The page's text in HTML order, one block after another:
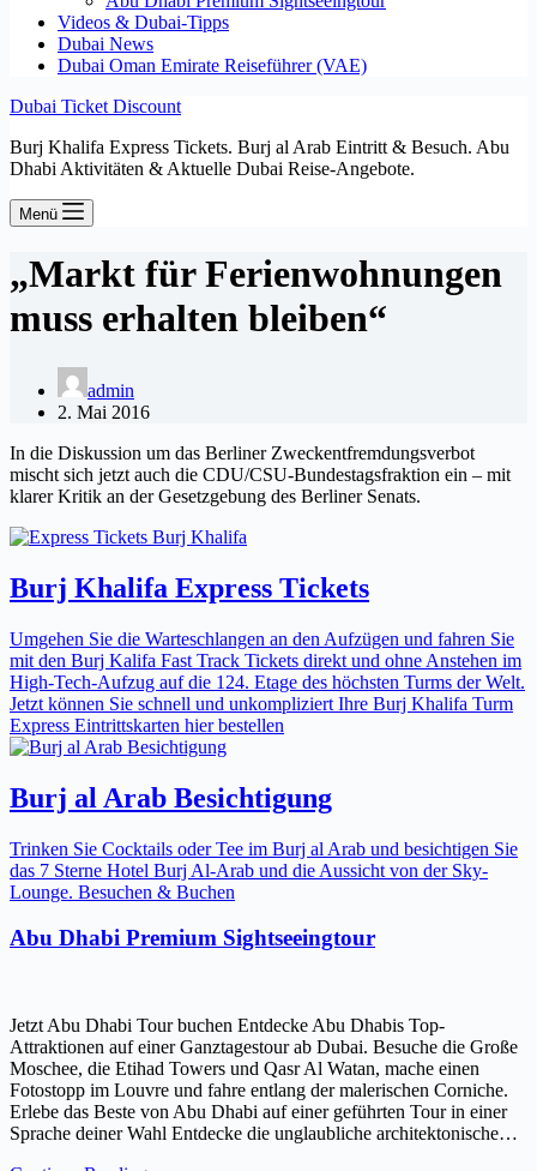
Videos & Dubai-Tipps
Dubai News
Dubai Oman Emirate Reiseführer (VAE)
Dubai Ticket Discount
Burj Khalifa Express Tickets. Burj al Arab Eintritt & Besuch. Abu
Dhabi Aktivitäten & Aktuelle Dubai Reise-Angebote.
Menü
„Markt für Ferienwohnungen
muss erhalten bleiben“
admin
2. Mai 2016
In die Diskussion um das Berliner Zweckentfremdungsverbot
mischt sich jetzt auch die CDU/CSU-Bundestagsfraktion ein – mit
klarer Kritik an der Gesetzgebung des Berliner Senats.
Burj Khalifa Express Tickets
Umgehen Sie die Warteschlangen an den Aufzügen und fahren Sie
mit den Burj Kalifa Fast Track Tickets direkt und ohne Anstehen im
High-Tech-Aufzug auf die 124. Etage des höchsten Turms der Welt.
Jetzt können Sie schnell und unkompliziert Ihre Burj Khalifa Turm
Express Eintrittskarten hier bestellen
Burj al Arab Besichtigung
Trinken Sie Cocktails oder Tee im Burj al Arab und besichtigen Sie
das 7 Sterne Hotel Burj Al-Arab und die Aussicht von der Sky-
Lounge. Besuchen & Buchen
Abu Dhabi Premium Sightseeingtour
Jetzt Abu Dhabi Tour buchen Entdecke Abu Dhabis Top-
Attraktionen auf einer Ganztagestour ab Dubai. Besuche die Große
Moschee, die Etihad Towers und Qasr Al Watan, mache einen
Fotostopp im Louvre und fahre entlang der malerischen Corniche.
Erlebe das Beste von Abu Dhabi auf einer geführten Tour in einer
Sprache deiner Wahl Entdecke die unglaubliche architektonische…